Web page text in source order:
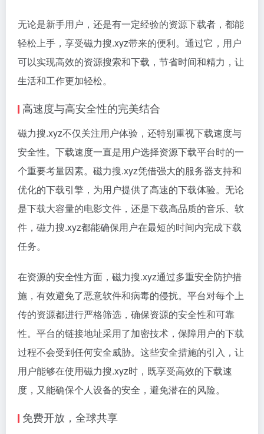
无论是新手用户，还是有一定经验的资源下载者，都能
轻松上手，享受磁力搜.xyz带来的便利。通过它，用户
可以实现高效的资源搜索和下载，节省时间和精力，让
生活和工作更加轻松。
高速度与高安全性的完美结合
磁力搜.xyz不仅关注用户体验，还特别重视下载速度与
安全性。下载速度一直是用户选择资源下载平台时的一
个重要考量因素。磁力搜.xyz凭借强大的服务器支持和
优化的下载引擎，为用户提供了高速的下载体验。无论
是下载大容量的电影文件，还是下载高品质的音乐、软
件，磁力搜.xyz都能确保用户在最短的时间内完成下载
任务。
在资源的安全性方面，磁力搜.xyz通过多重安全防护措
施，有效避免了恶意软件和病毒的侵扰。平台对每个上
传的资源都进行严格筛选，确保资源的安全性和可靠
性。平台的链接地址采用了加密技术，保障用户的下载
过程不会受到任何安全威胁。这些安全措施的引入，让
用户能够在使用磁力搜.xyz时，既享受高效的下载速
度，又能确保个人设备的安全，避免潜在的风险。
免费开放，全球共享